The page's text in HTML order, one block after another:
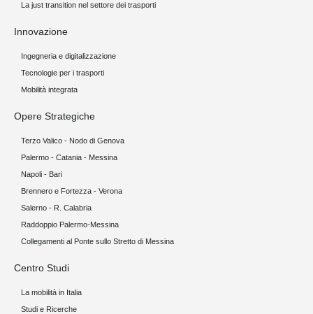
La just transition nel settore dei trasporti
Innovazione
Ingegneria e digitalizzazione
Tecnologie per i trasporti
Mobilità integrata
Opere Strategiche
Terzo Valico - Nodo di Genova
Palermo - Catania - Messina
Napoli - Bari
Brennero e Fortezza - Verona
Salerno - R. Calabria
Raddoppio Palermo-Messina
Collegamenti al Ponte sullo Stretto di Messina
Centro Studi
La mobilità in Italia
Studi e Ricerche